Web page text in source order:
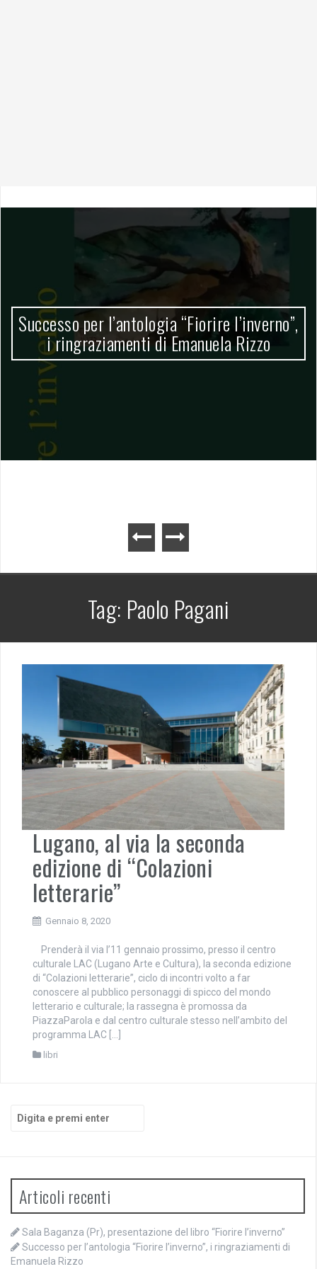
Successo per l’antologia “Fiorire l’inverno”,
i ringraziamenti di Emanuela Rizzo
Tag: Paolo Pagani
Lugano, al via la seconda
edizione di “Colazioni
letterarie”
Gennaio 8, 2020
Prenderà il via l’11 gennaio prossimo, presso il centro
culturale LAC (Lugano Arte e Cultura), la seconda edizione
di “Colazioni letterarie”, ciclo di incontri volto a far
conoscere al pubblico personaggi di spicco del mondo
letterario e culturale; la rassegna è promossa da
PiazzaParola e dal centro culturale stesso nell’ambito del
programma LAC […]
libri
Articoli recenti
Sala Baganza (Pr), presentazione del libro “Fiorire l’inverno”
Successo per l’antologia “Fiorire l’inverno”, i ringraziamenti di
Emanuela Rizzo